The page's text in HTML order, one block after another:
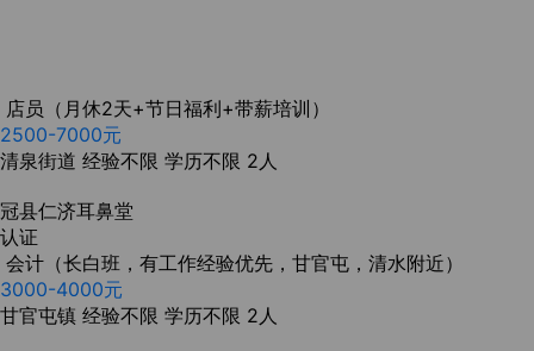
店员（月休2天+节日福利+带薪培训）
2500-7000元
清泉街道 经验不限 学历不限 2人
冠县仁济耳鼻堂
认证
会计（长白班，有工作经验优先，甘官屯，清水附近）
3000-4000元
甘官屯镇 经验不限 学历不限 2人